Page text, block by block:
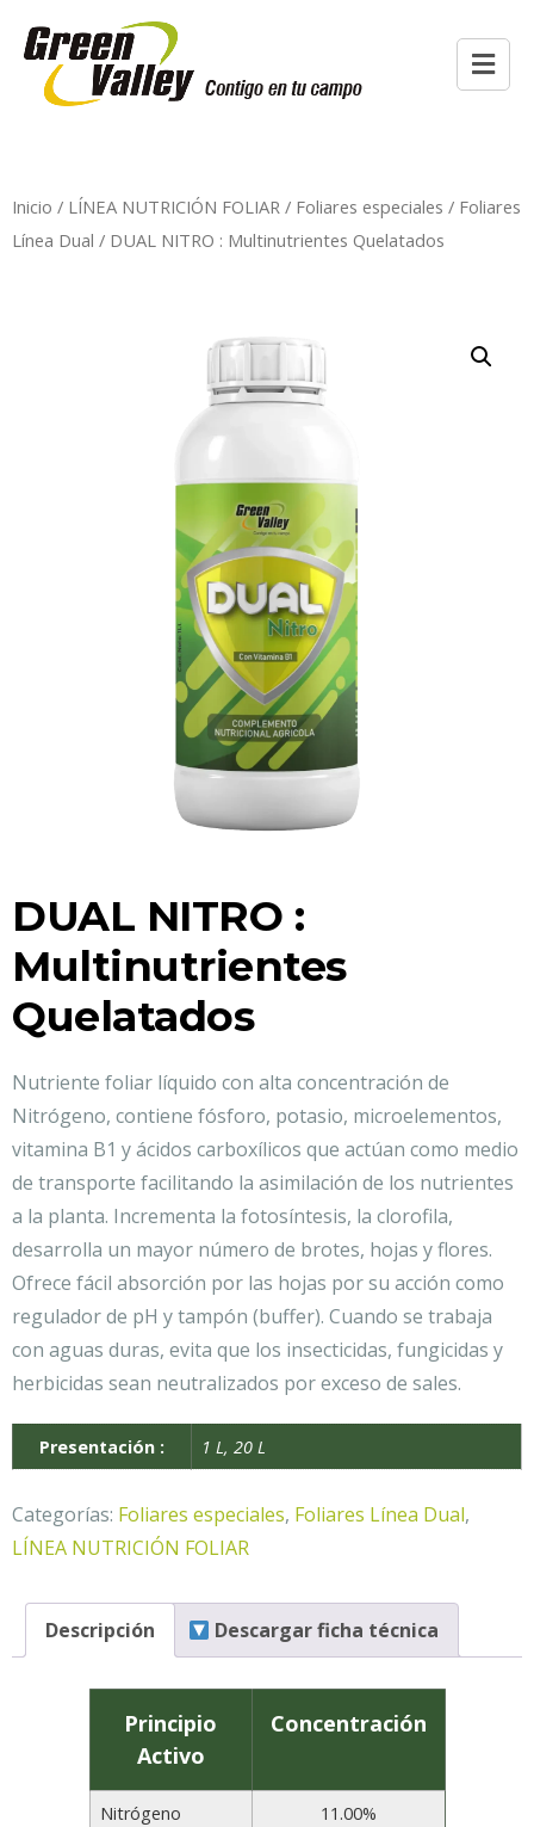
Inicio / LÍNEA NUTRICIÓN FOLIAR / Foliares especiales / Foliares
Línea Dual / DUAL NITRO : Multinutrientes Quelatados
DUAL NITRO :
Multinutrientes
Quelatados
Nutriente foliar líquido con alta concentración de
Nitrógeno, contiene fósforo, potasio, microelementos,
vitamina B1 y ácidos carboxílicos que actúan como medio
de transporte facilitando la asimilación de los nutrientes
a la planta. Incrementa la fotosíntesis, la clorofila,
desarrolla un mayor número de brotes, hojas y flores.
Ofrece fácil absorción por las hojas por su acción como
regulador de pH y tampón (buffer). Cuando se trabaja
con aguas duras, evita que los insecticidas, fungicidas y
herbicidas sean neutralizados por exceso de sales.
Presentación : 1 L, 20 L
Categorías: Foliares especiales, Foliares Línea Dual,
LÍNEA NUTRICIÓN FOLIAR
Descripción Descargar ficha técnica
Principio
Activo
Concentración
Nitrógeno
11.00%